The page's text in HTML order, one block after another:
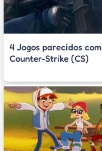
4 Jogos parecidos com
Counter-Strike (CS)